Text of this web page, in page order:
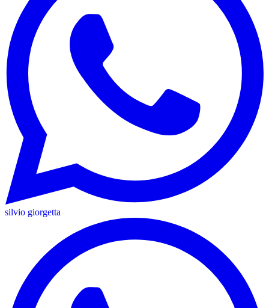
silvio giorgetta